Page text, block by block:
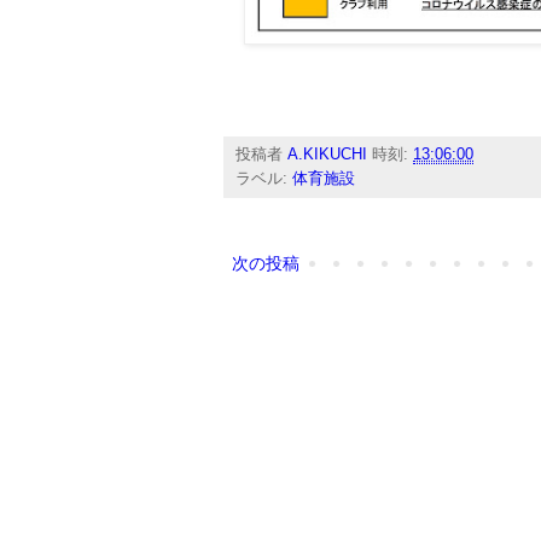
投稿者 A.KIKUCHI 時刻: 13:06:00
ラベル: 体育施設
次の投稿